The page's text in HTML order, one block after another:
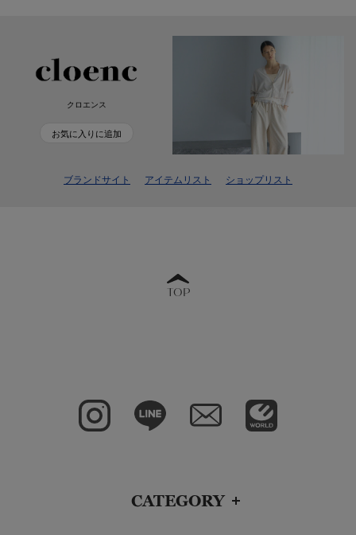
クロエンス
お気に入りに追加
ブランドサイト アイテムリスト ショップリスト
TOP
CATEGORY